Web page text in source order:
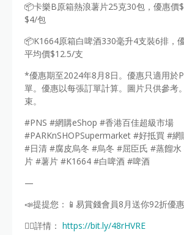
📦卡樂B原箱熱浪薯片25克30包，優惠價
$4/包
📦K1664原箱白啤酒330毫升4支裝6排，
平均價$12.5/支
*優惠期至2024年8月8日。優惠只適用於
單。優惠以每張訂單計算。圖片只供參考
束。
#PNS #網購eShop #香港百佳超級市場
#PARKnSHOPSupermarket #好抵買 #
#日清 #腐皮烏冬 #烏冬 #屈臣氏 #蒸餾
片 #薯片 #K1664 #白啤酒 #啤酒
—
📣提提您：📱易賞錢會員8月送你92折優
👉🏻詳情： https://bit.ly/48rHVRE